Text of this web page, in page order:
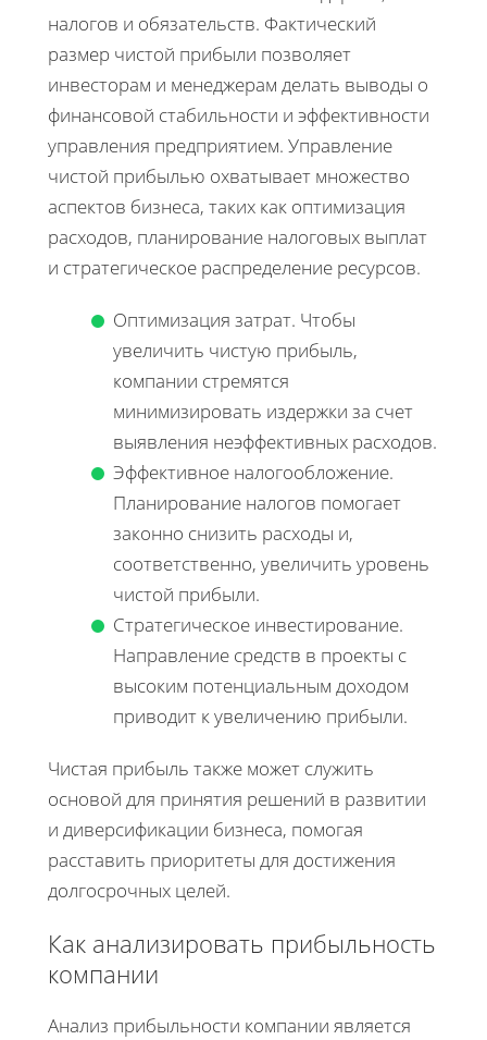
налогов и обязательств. Фактический
размер чистой прибыли позволяет
инвесторам и менеджерам делать выводы о
финансовой стабильности и эффективности
управления предприятием. Управление
чистой прибылью охватывает множество
аспектов бизнеса, таких как оптимизация
расходов, планирование налоговых выплат
и стратегическое распределение ресурсов.
Оптимизация затрат. Чтобы
увеличить чистую прибыль,
компании стремятся
минимизировать издержки за счет
выявления неэффективных расходов.
Эффективное налогообложение.
Планирование налогов помогает
законно снизить расходы и,
соответственно, увеличить уровень
чистой прибыли.
Стратегическое инвестирование.
Направление средств в проекты с
высоким потенциальным доходом
приводит к увеличению прибыли.
Чистая прибыль также может служить
основой для принятия решений в развитии
и диверсификации бизнеса, помогая
расставить приоритеты для достижения
долгосрочных целей.
Как анализировать прибыльность
компании
Анализ прибыльности компании является